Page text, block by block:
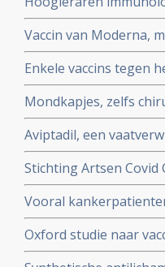
vitamine D tegen
coronavirus - Covid-19
Vaccin van Moderna,
19 blijkt uit een
Enkele vaccins tegen
onderzocht worden
Mondkapjes, zelfs
tientallen
Nederlandse regering
Aviptadil, een
te behandelen geeft
procent versus 27
Stichting Artsen
het coronavirus -
Vooral
omdat hun
Oxford studie naar
immuunrespons bij